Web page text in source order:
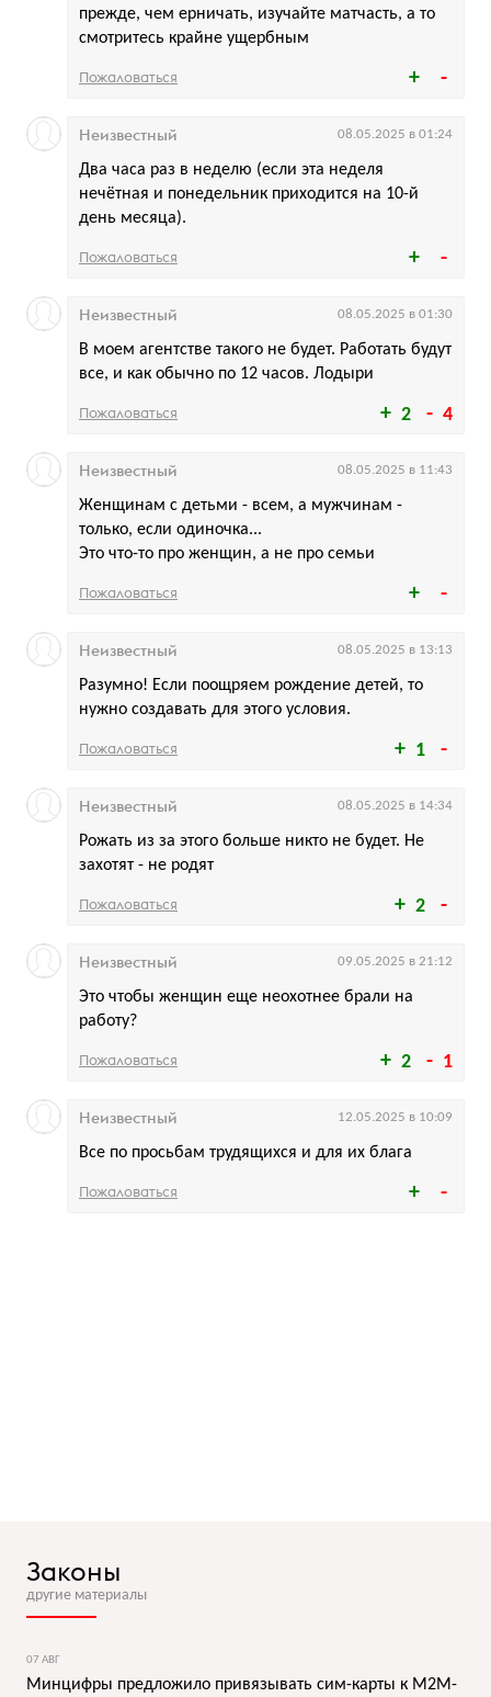
прежде, чем ерничать, изучайте матчасть, а то
смотритесь крайне ущербным
Пожаловаться
Два часа раз в неделю (если эта неделя
нечётная и понедельник приходится на 10-й
день месяца).
Неизвестный 08.05.2025 в 01:24
Пожаловаться
2 4
В моем агентстве такого не будет. Работать будут
все, и как обычно по 12 часов. Лодыри
Неизвестный 08.05.2025 в 01:30
Пожаловаться
Женщинам с детьми - всем, а мужчинам -
только, если одиночка...
Это что-то про женщин, а не про семьи
Неизвестный 08.05.2025 в 11:43
Пожаловаться
1
Разумно! Если поощряем рождение детей, то
нужно создавать для этого условия.
Неизвестный 08.05.2025 в 13:13
Пожаловаться
2
Рожать из за этого больше никто не будет. Не
захотят - не родят
Неизвестный 08.05.2025 в 14:34
Пожаловаться
2 1
Это чтобы женщин еще неохотнее брали на
работу?
Неизвестный 09.05.2025 в 21:12
Пожаловаться
Все по просьбам трудящихся и для их блага
Неизвестный 12.05.2025 в 10:09
Пожаловаться
Законы
другие материалы
07 АВГ
Минцифры предложило привязывать сим-карты к M2M-